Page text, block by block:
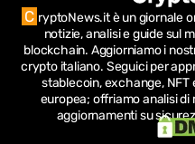
C ryptoNews.it è un giornale
notizie, analisi e guide sul
blockchain. Aggiorniamo i
crypto italiano. Seguici per
stablecoin, exchange,
europea; offriamo analisi
aggiornamenti su